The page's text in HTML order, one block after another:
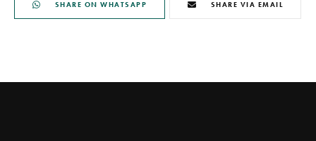
SHARE ON WHATSAPP SHARE VIA EMAIL